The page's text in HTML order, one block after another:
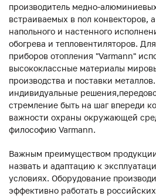
производитель медно-
встраиваемых в пол конвекторов,
напольного и настенного
обогрева и тепловентиляторов.
приборов отопления "Varmann"
высококлассные материалы
производства и поставки
индивидуальные
стремление быть на шаг впереди
важности охраны окружающей
философию Varmann.
Важным преимуществом
назвать и адаптацию к
условиях. Оборудование
эффективно работать в